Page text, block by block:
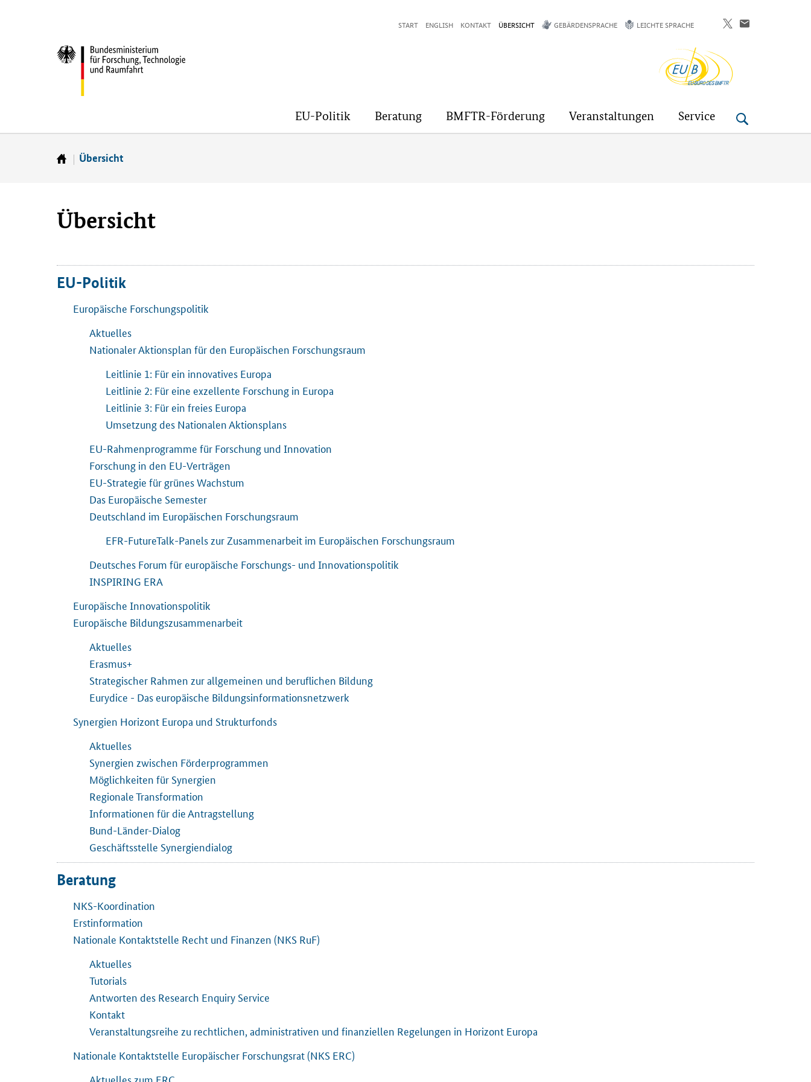
(Eingabetaste)
(Eingabetaste)
(Eingabetaste)
START ENGLISH KONTAKT ÜBERSICHT GEBÄRDENSPRACHE LEICHTE SPRACHE
Bundesministerium
und
Raumfahrt
Buero
EU-Politik Beratung BMFTR-Förderung Veranstaltungen Service
StartseiteÜbersicht
Übersicht
EU-Politik
Europäische Forschungspolitik
Aktuelles
Nationaler Aktionsplan für den Europäischen Forschungsraum
Leitlinie 1: Für ein innovatives Europa
Leitlinie 2: Für eine exzellente Forschung in Europa
Leitlinie 3: Für ein freies Europa
Umsetzung des Nationalen Aktionsplans
EU-Rahmenprogramme für Forschung und Innovation
Forschung in den EU-Verträgen
EU-Strategie für grünes Wachstum
Das Europäische Semester
Deutschland im Europäischen Forschungsraum
EFR-FutureTalk-Panels zur Zusammenarbeit im Europäischen Forschungsraum
Deutsches Forum für europäische Forschungs- und Innovationspolitik
INSPIRING ERA
Europäische Innovationspolitik
Europäische Bildungszusammenarbeit
Aktuelles
Erasmus+
Strategischer Rahmen zur allgemeinen und beruflichen Bildung
Eurydice - Das europäische Bildungsinformationsnetzwerk
Synergien Horizont Europa und Strukturfonds
Aktuelles
Synergien zwischen Förderprogrammen
Möglichkeiten für Synergien
Regionale Transformation
Informationen für die Antragstellung
Bund-Länder-Dialog
Geschäftsstelle Synergiendialog
Beratung
NKS-Koordination
Erstinformation
Nationale Kontaktstelle Recht und Finanzen (NKS RuF)
Aktuelles
Tutorials
Antworten des Research Enquiry Service
Kontakt
Veranstaltungsreihe zu rechtlichen, administrativen und finanziellen Regelungen in Horizont Europa
Nationale Kontaktstelle Europäischer Forschungsrat (NKS ERC)
Aktuelles zum ERC